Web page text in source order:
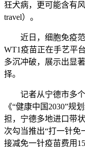
狂犬病，更可能含有
travel）。
近日，细胞免疫范
WT1疫苗正在手艺平
多沉冲破，展示出显
择。
记者从宁德市多个
《“健康中国2030”规
担，宁德多地进口带
次勾当推出“打一针免
接减免一针疫苗费用